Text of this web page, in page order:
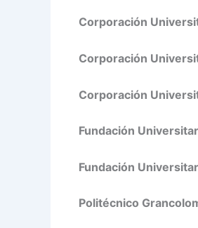
Corporación
Corporación
Corporación
Fundación
Fundación
Politécnico